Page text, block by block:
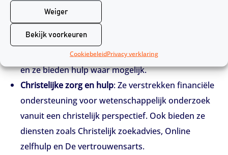
Weiger
Bekijk voorkeuren
CookiebeleidPrivacy verklaring
beëindigen of ingrijpend veranderen, maar
respecteren de keuzes van individuen. De
compassie en Gods liefde van De christelijke
zorgverzekeraars zijn onafhankelijk van de keuzes,
en ze bieden hulp waar mogelijk.
Christelijke zorg en hulp: Ze verstrekken financiële
ondersteuning voor wetenschappelijk onderzoek
vanuit een christelijk perspectief. Ook bieden ze
diensten zoals Christelijk zoekadvies, Online
zelfhulp en De vertrouwensarts.